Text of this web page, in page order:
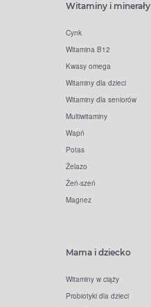
Witaminy i minerały
Cynk
Witamina B12
Kwasy omega
Witaminy dla dzieci
Witaminy dla seniorów
Multiwitaminy
Wapń
Potas
Żelazo
Żeń-szeń
Magnez
Mama i dziecko
Witaminy w ciąży
Probiotyki dla dzieci